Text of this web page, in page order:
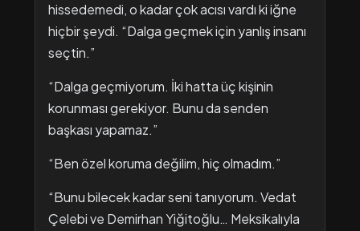
hissedemedi, o kadar çok acısı vardı ki iğne
hiçbir şeydi. “Dalga geçmek için yanlış insanı
seçtin.”
“Dalga geçmiyorum. İki hatta üç kişinin
korunması gerekiyor. Bunu da senden
başkası yapamaz.”
“Ben özel koruma değilim, hiç olmadım.”
“Bunu bilecek kadar seni tanıyorum. Vedat
Çelebi ve Demirhan Yiğitoğlu… Meksikalıyla